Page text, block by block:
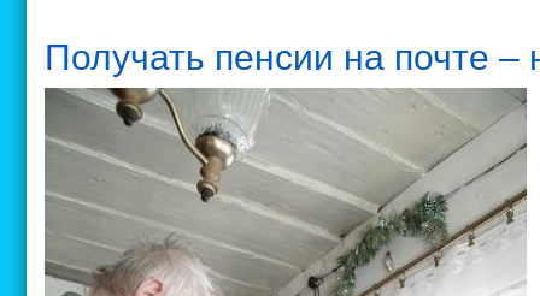
Получать пенсии на почте